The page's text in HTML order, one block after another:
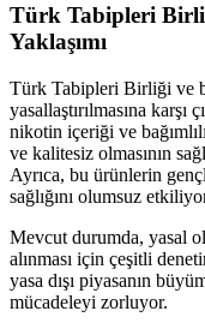
Türk Tabipleri
Yaklaşımı
Türk Tabipleri Birliği ve
yasallaştırılmasına karşı
nikotin içeriği ve
ve kalitesiz olmasının
Ayrıca, bu ürünlerin
sağlığını olumsuz
Mevcut durumda, yasal
alınması için çeşitli
yasa dışı piyasanın
mücadeleyi zorluyor.